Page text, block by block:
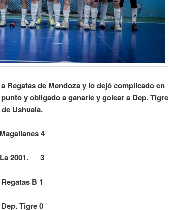
Regatas de Mendoza y lo dejó complicado en
y obligado a ganarle y golear a Dep. Tigre
de Ushuaia.
Magallanes 4
La 2001. 3
Regatas B 1
Dep. Tigre0